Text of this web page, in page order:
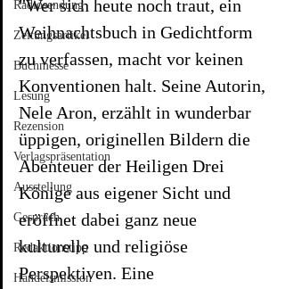
Radiosendung
Zeitungsartikel
Buchmesse
Lesung
Rezension
Verlagspräsentation
Ausstellung
Gespräch
Redaktionstipp
Handelsmission
"Wer sich heute noch traut, ein
Weihnachtsbuch in Gedichtform
zu verfassen, macht vor keinen
Konventionen halt. Seine Autorin,
Nele Aron, erzählt in wunderbar
üppigen, originellen Bildern die
Abenteuer der Heiligen Drei
Könige aus eigener Sicht und
eröffnet dabei ganz neue
kulturelle und religiöse
Perspektiven. Eine